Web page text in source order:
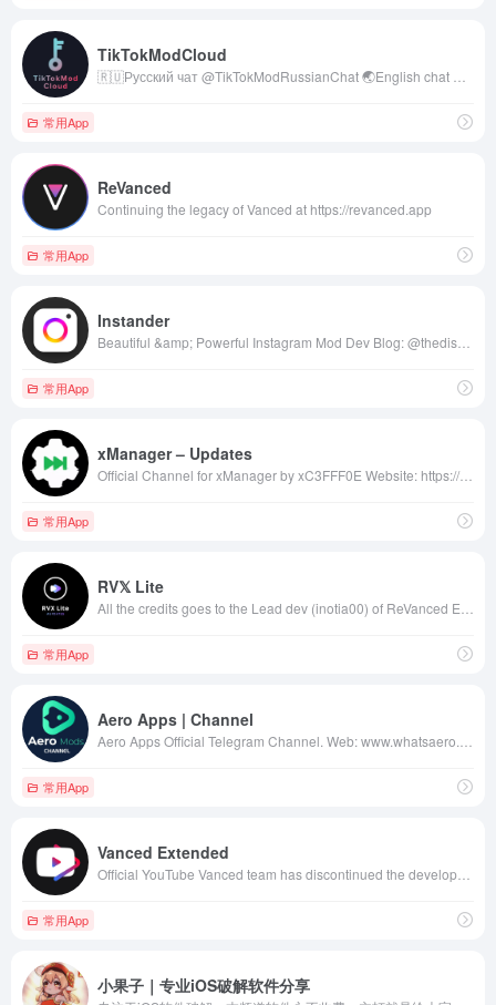
TikTokModCloud
常用App
ReVanced
Continuing the legacy of Vanced at https://revanced.app
常用App
Instander
常用App
xManager – Updates
Official Channel for xManager by xC3FFF0E Website: https://xmanagerapp.com Reddit: https://www.reddit.com/r/xManagerApp Discord: https://discord.gg/dnpKn5Wufm Support Channel: t.me/xManagerSupport GitHub: https://github.com/xManager-v2/xManager-Spotify
常用App
RV𝕏 Lite
常用App
Aero Apps | Channel
常用App
Vanced Extended
常用App
小果子｜专业iOS破解软件分享